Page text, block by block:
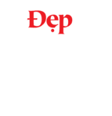
Chuyển